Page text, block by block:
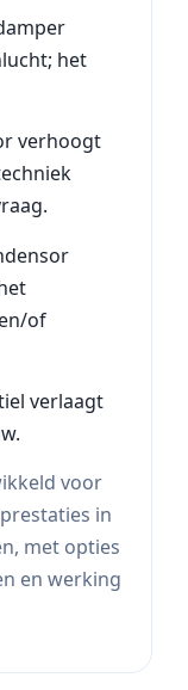
het
verhoogt
of
verlaagt
voor
in
met opties
en werking